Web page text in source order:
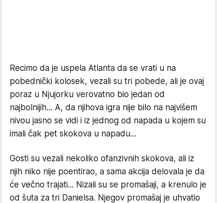
Recimo da je uspela Atlanta da se vrati u na
pobednički kolosek, vezali su tri pobede, ali je ovaj
poraz u Njujorku verovatno bio jedan od
najbolnijih... A, da njihova igra nije bilo na najvišem
nivou jasno se vidi i iz jednog od napada u kojem su
imali čak pet skokova u napadu...
Gosti su vezali nekoliko ofanzivnih skokova, ali iz
njih niko nije poentirao, a sama akcija delovala je da
će večno trajati... Nizali su se promašaji, a krenulo je
od šuta za tri Danielsa. Njegov promašaj je uhvatio